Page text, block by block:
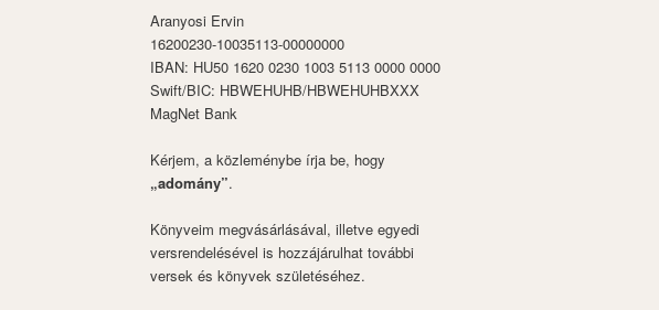
Aranyosi Ervin
16200230-10035113-00000000
IBAN: HU50 1620 0230 1003 5113 0000 0000
Swift/BIC: HBWEHUHB/HBWEHUHBXXX
MagNet Bank
Kérjem, a közleménybe írja be, hogy
„adomány”.
Könyveim megvásárlásával, illetve egyedi
versrendelésével is hozzájárulhat további
versek és könyvek születéséhez.